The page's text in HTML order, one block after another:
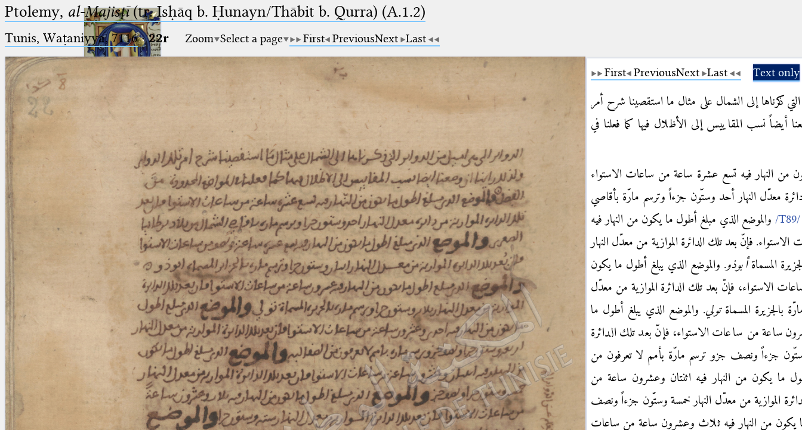
Ptolemaeus
Arabus et Latinus
(the underscore) is the placeholder
for exactly one character.
(the percent sign) is the
placeholder for no, one or more
than one character.
(two percent signs) is the
placeholder for no, one or more
than one character, but not for
blank space (so that a search ends
at word boundaries).
🔎︎
Start
Project
Team
News
Jobs
Publications
Conference
Arabic Works
Arabic Manuscripts
Latin Works
Latin Manuscripts
Latin Early Prints
Ptolemy, al-Majisṭī(tr. Isḥāq b. Ḥunayn/Thābit b. Qurra) (A.1.2)
Tunis, Waṭaniyya, 7116·22r Zoom Select a page First PreviousNext Last
First PreviousNext Last Text only
ذكرناها إلى الشمال على مثال ما استقصينا شرح أمر
أيضاً نسب المقاييس إلى الأظلال فيها كما فعلنا في
من النهار فيه تسع عشرة ساعة من ساعات الاستواء
معدّل النهار أحد وستّون جزءاً وترسم مارّة بأقاصي
والموضع الذي مبلغ أطول ما يكون من النهار فيه
فإنّ بعد تلك الدائرة الموازية من معدّل النهار
المسماةأبوذو. والموضع الذي يبلغ أطول ما يكون
الاستواء، فإنّ بعد تلك الدائرة الموازية من معدّل
بالجزيرة المسماةتولي. والموضع الذي يبلغ أطول ما
ساعة من ساعات الاستواء، فإنّ بعد تلك الدائرة
وستّون جزءاً ونصف جزو ترسم مارّة بأمم لا تعرفون من
ما يكون من النهار فيه اثنتان وعشرون ساعة من
الموازية من معدّل النهار خمسة وستّون جزءاً ونصف
يكون من النهار فيه ثلاث وعشرون ساعة من ساعات